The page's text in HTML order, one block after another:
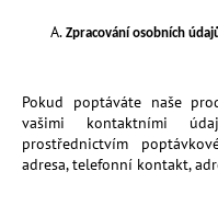
Zpracování osobních
Pokud poptáváte naše
vašimi kontaktními
prostřednictvím
adresa, telefonní kontakt,
HLEDAT